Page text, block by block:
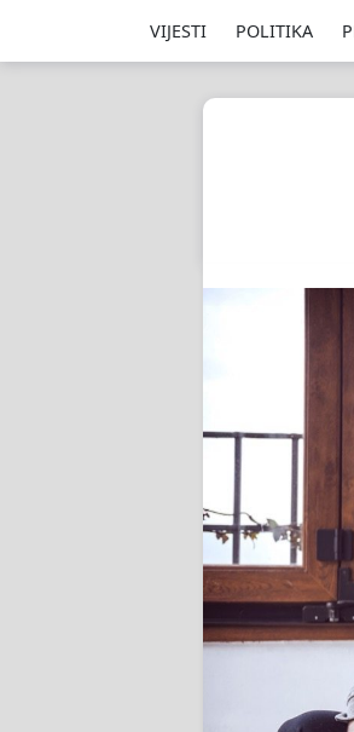
VIJESTI POLITIKA